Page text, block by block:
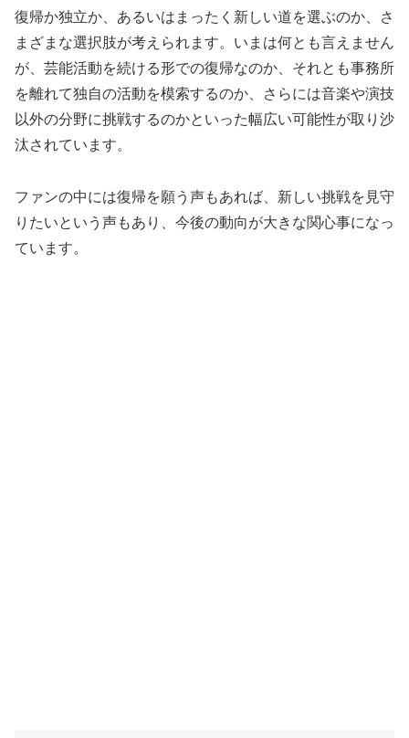
復帰か独立か、あるいはまったく新しい道を選ぶのか、さ
まざまな選択肢が考えられます。いまは何とも言えません
が、芸能活動を続ける形での復帰なのか、それとも事務所
を離れて独自の活動を模索するのか、さらには音楽や演技
以外の分野に挑戦するのかといった幅広い可能性が取り沙
汰されています。
ファンの中には復帰を願う声もあれば、新しい挑戦を見守
りたいという声もあり、今後の動向が大きな関心事になっ
ています。